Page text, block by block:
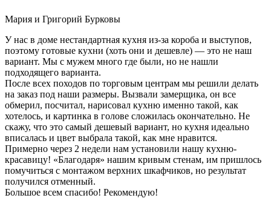
Мария и Григорий Бурковы
У нас в доме нестандартная кухня из-за короба и выступов,
поэтому готовые кухни (хоть они и дешевле) — это не наш
вариант. Мы с мужем много где были, но не нашли
подходящего варианта.
После всех походов по торговым центрам мы решили делать
на заказ под наши размеры. Вызвали замерщика, он все
обмерил, посчитал, нарисовал кухню именно такой, как
хотелось, и картинка в голове сложилась окончательно. Не
скажу, что это самый дешевый вариант, но кухня идеально
вписалась и цвет выбрала такой, как мне нравится.
Примерно через 2 недели нам установили нашу кухню-
красавицу! «Благодаря» нашим кривым стенам, им пришлось
помучиться с монтажом верхних шкафчиков, но результат
получился отменный.
Большое всем спасибо! Рекомендую!